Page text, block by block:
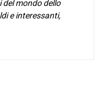
mondo dello
e interessanti,